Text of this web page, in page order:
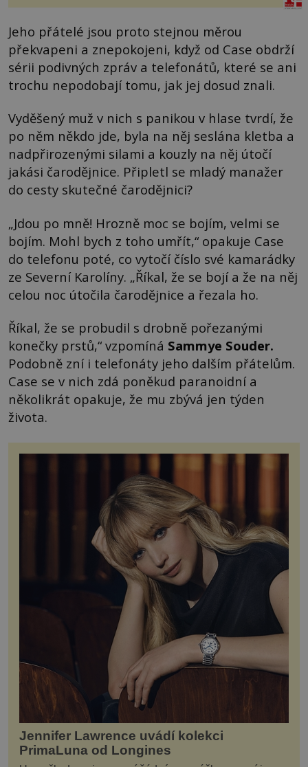
Jeho přátelé jsou proto stejnou měrou
překvapeni a znepokojeni, když od Case obdrží
sérii podivných zpráv a telefonátů, které se ani
trochu nepodobají tomu, jak jej dosud znali.
Vyděšený muž v nich s panikou v hlase tvrdí, že
po něm někdo jde, byla na něj seslána kletba a
nadpřirozenými silami a kouzly na něj útočí
jakási čarodějnice. Připletl se mladý manažer
do cesty skutečné čarodějnici?
„Jdou po mně! Hrozně moc se bojím, velmi se
bojím. Mohl bych z toho umřít,“ opakuje Case
do telefonu poté, co vytočí číslo své kamarádky
ze Severní Karolíny. „Říkal, že se bojí a že na něj
celou noc útočila čarodějnice a řezala ho.
Říkal, že se probudil s drobně pořezanými
konečky prstů,“ vzpomíná Sammye Souder.
Podobně zní i telefonáty jeho dalším přátelům.
Case se v nich zdá poněkud paranoidní a
několikrát opakuje, že mu zbývá jen týden
života.
Jennifer Lawrence uvádí kolekci
PrimaLuna od Longines